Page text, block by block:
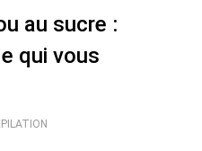
au sucre :
qui vous